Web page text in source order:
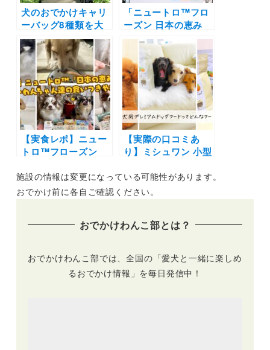
犬のおでかけキャリ
ーバッグ8種類を大
解剖！人気のブラン
ドは？おしゃれなト
ートから機能性の高
いリュックなど上手
に使い分けよう◎
「ニュートロ™フロ
ーズン 日本の恵み
※1」新製品発表会＆
座談会レポート！期
間限定で500円OFF
クーポン＆送料無料
キャンペーン中
【実食レポ】ニュー
トロ™フローズン
お試し！モニターわ
んちゃん達の食いつ
【実際の口コミあ
り】ミシュワン 小型
グフードの評判は？
特徴や原材料・お得
施設の情報は変更になっている可能性があります。
おでかけ前に各自ご確認ください。
おでかけわんこ部とは？
おでかけわんこ部では、全国の「愛犬と一緒に楽しめ
るおでかけ情報」を毎日発信中！